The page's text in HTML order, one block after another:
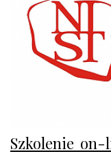
Szkolenie